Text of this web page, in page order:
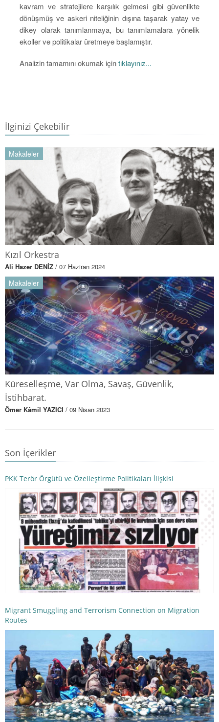
kavram ve stratejilere karşılık gelmesi gibi güvenlikte
dönüşmüş ve askeri niteliğinin dışına taşarak yatay ve
dikey olarak tanımlanmaya, bu tanımlamalara yönelik
ekoller ve politikalar üretmeye başlamıştır.
Analizin tamamını okumak içintıklayınız...
İlginizi Çekebilir
Makaleler
Kızıl Orkestra
Ali Hazer DENİZ / 07 Haziran 2024
Makaleler
Küreselleşme, Var Olma, Savaş, Güvenlik,
İstihbarat.
Ömer Kâmil YAZICI / 09 Nisan 2023
Son İçerikler
PKK Terör Örgütü ve Özelleştirme Politikaları İlişkisi
Migrant Smuggling and Terrorism Connection on Migration
Routes